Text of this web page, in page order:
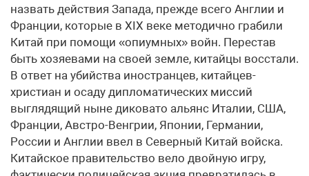
назвать действия Запада, прежде всего Англии и
Франции, которые в XIX веке методично грабили
Китай при помощи «опиумных» войн. Перестав
быть хозяевами на своей земле, китайцы восстали.
В ответ на убийства иностранцев, китайцев-
христиан и осаду дипломатических миссий
выглядящий ныне диковато альянс Италии, США,
Франции, Австро-Венгрии, Японии, Германии,
России и Англии ввел в Северный Китай войска.
Китайское правительство вело двойную игру,